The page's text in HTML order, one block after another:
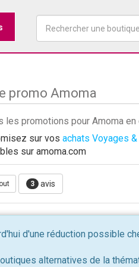
promo Amoma
les promotions pour Amoma
sur vos achats Voyages
sur amoma.com
3 avis
d'une réduction possible
alternatives de la